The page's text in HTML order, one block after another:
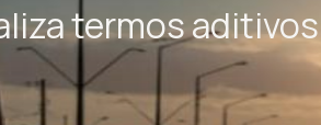
termos